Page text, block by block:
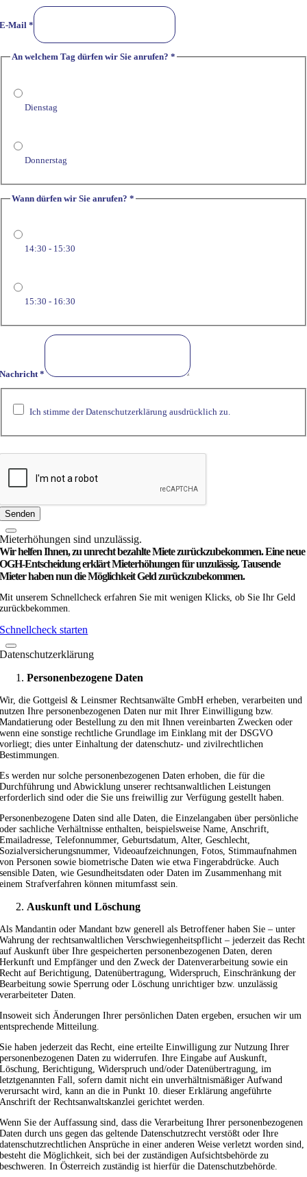
Nachricht
E-Mail*
An welchem Tag dürfen wir Sie anrufen?*
Dienstag
Donnerstag
Wann dürfen wir Sie anrufen?*
14:30 - 15:30
15:30 - 16:30
Nachricht*
Ich stimme der Datenschutzerklärung ausdrücklich zu.
Senden
Miet­­erhöhungen sind unzulässig.
Wir helfen Ihnen, zu unrecht bezahlte Miete zurück­zubekommen. Eine neue
OGH-Entscheidung erklärt Mieterhöhungen für unzulässig. Tausende
Mieter haben nun die Möglichkeit Geld zurückzubekommen.
Mit unserem Schnellcheck erfahren Sie mit wenigen Klicks, ob Sie Ihr Geld
zurückbekommen.
Schnellcheck starten
Datenschutzerklärung
Personenbezogene Daten
Wir, die Gottgeisl & Leinsmer Rechtsanwälte GmbH erheben, verarbeiten und
nutzen Ihre personenbezogenen Daten nur mit Ihrer Einwilligung bzw.
Mandatierung oder Bestellung zu den mit Ihnen vereinbarten Zwecken oder
wenn eine sonstige rechtliche Grundlage im Einklang mit der DSGVO
vorliegt; dies unter Einhaltung der datenschutz- und zivilrechtlichen
Bestimmungen.
Es werden nur solche personenbezogenen Daten erhoben, die für die
Durchführung und Abwicklung unserer rechtsanwaltlichen Leistungen
erforderlich sind oder die Sie uns freiwillig zur Verfügung gestellt haben.
Personenbezogene Daten sind alle Daten, die Einzelangaben über persönliche
oder sachliche Verhältnisse enthalten, beispielsweise Name, Anschrift,
Emailadresse, Telefonnummer, Geburtsdatum, Alter, Geschlecht,
Sozialversicherungsnummer, Videoaufzeichnungen, Fotos, Stimmaufnahmen
von Personen sowie biometrische Daten wie etwa Fingerabdrücke. Auch
sensible Daten, wie Gesundheitsdaten oder Daten im Zusammenhang mit
einem Strafverfahren können mitumfasst sein.
Auskunft und Löschung
Als Mandantin oder Mandant bzw generell als Betroffener haben Sie – unter
Wahrung der rechtsanwaltlichen Verschwiegenheitspflicht – jederzeit das Recht
auf Auskunft über Ihre gespeicherten personenbezogenen Daten, deren
Herkunft und Empfänger und den Zweck der Datenverarbeitung sowie ein
Recht auf Berichtigung, Datenübertragung, Widerspruch, Einschränkung der
Bearbeitung sowie Sperrung oder Löschung unrichtiger bzw. unzulässig
verarbeiteter Daten.
Insoweit sich Änderungen Ihrer persönlichen Daten ergeben, ersuchen wir um
entsprechende Mitteilung.
Sie haben jederzeit das Recht, eine erteilte Einwilligung zur Nutzung Ihrer
personenbezogenen Daten zu widerrufen. Ihre Eingabe auf Auskunft,
Löschung, Berichtigung, Widerspruch und/oder Datenübertragung, im
letztgenannten Fall, sofern damit nicht ein unverhältnismäßiger Aufwand
verursacht wird, kann an die in Punkt 10. dieser Erklärung angeführte
Anschrift der Rechtsanwaltskanzlei gerichtet werden.
Wenn Sie der Auffassung sind, dass die Verarbeitung Ihrer personenbezogenen
Daten durch uns gegen das geltende Datenschutzrecht verstößt oder Ihre
datenschutzrechtlichen Ansprüche in einer anderen Weise verletzt worden sind,
besteht die Möglichkeit, sich bei der zuständigen Aufsichtsbehörde zu
beschweren. In Österreich zuständig ist hierfür die Datenschutzbehörde.